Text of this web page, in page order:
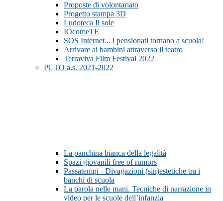
Proposte di volontariato
Progetto stampa 3D
Ludoteca Il sole
IOcomeTE
SOS Internet... i pensionati tornano a scuola!
Arrivare ai bambini attraverso il teatro
Terraviva Film Festival 2022
PCTO a.s. 2021-2022
La panchina bianca della legalità
Spazi giovanili free of rumors
Passatempi - Divagazioni (sin)estetiche tra i
banchi di scuola
La parola nelle mani. Tecniche di narrazione in
video per le scuole dell’infanzia